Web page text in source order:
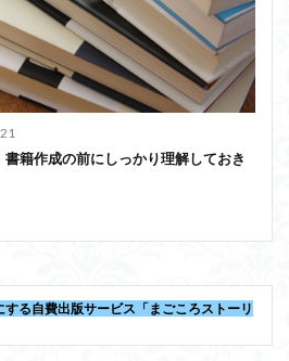
籍作成の前にしっかり理解しておき
る自費出版サービス「まごころストーリ